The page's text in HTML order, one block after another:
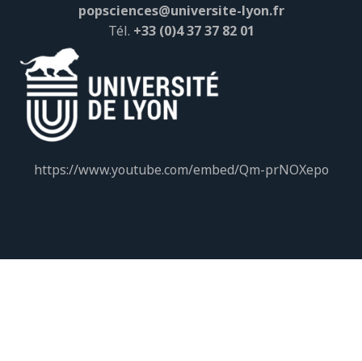
popsciences@universite-lyon.fr
Tél. +33 (0)4 37 37 82 01
https://www.youtube.com/embed/Qm-prNOXepo